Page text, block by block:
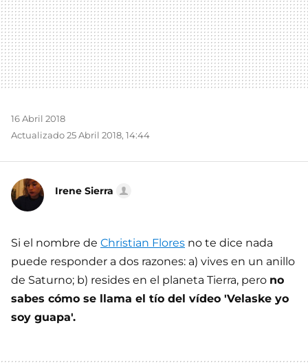
16 Abril 2018
Actualizado 25 Abril 2018, 14:44
Irene Sierra
Si el nombre de Christian Flores no te dice nada
puede responder a dos razones: a) vives en un anillo
de Saturno; b) resides en el planeta Tierra, pero no
sabes cómo se llama el tío del vídeo 'Velaske yo
soy guapa'.